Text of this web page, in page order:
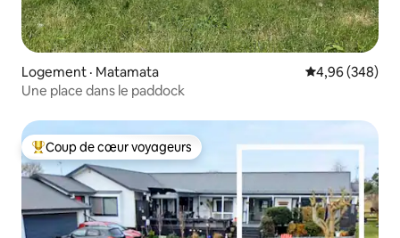
Logement · Matamata Note
4,96 (348)
Une place dans le paddock
Coup de cœur voyageurs parmi les plus aimés
Coup de cœur voyageurs